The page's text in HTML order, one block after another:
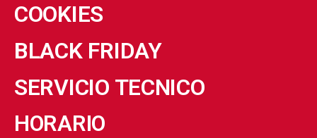
COOKIES
BLACK FRIDAY
SERVICIO TECNICO
HORARIO